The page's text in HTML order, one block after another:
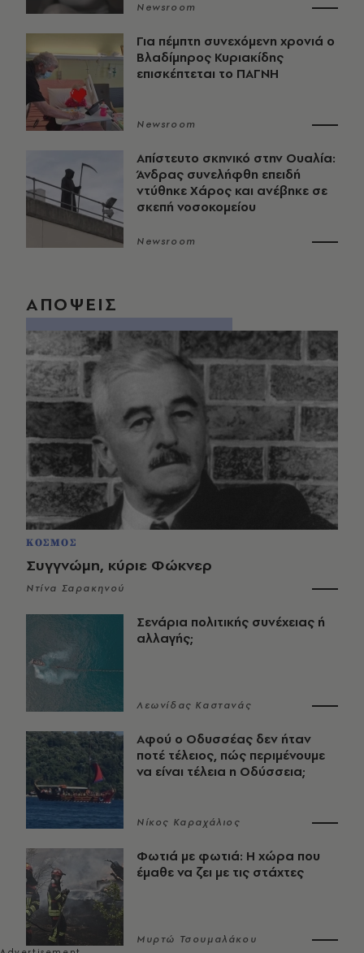
Newsroom
Για πέμπτη συνεχόμενη χρονιά ο
Βλαδίμηρος Κυριακίδης
επισκέπτεται το ΠΑΓΝΗ
Newsroom
Απίστευτο σκηνικό στην Ουαλία:
Άνδρας συνελήφθη επειδή
ντύθηκε Χάρος και ανέβηκε σε
σκεπή νοσοκομείου
Newsroom
ΑΠΟΨΕΙΣ
ΚΟΣΜΟΣ
Συγγνώμη, κύριε Φώκνερ
Ντίνα Σαρακηνού
Σενάρια πολιτικής συνέχειας ή
αλλαγής;
Λεωνίδας Καστανάς
Αφού ο Οδυσσέας δεν ήταν
ποτέ τέλειος, πώς περιμένουμε
να είναι τέλεια η Οδύσσεια;
Νίκος Καραχάλιος
Φωτιά με φωτιά: Η χώρα που
έμαθε να ζει με τις στάχτες
Μυρτώ Τσουμαλάκου